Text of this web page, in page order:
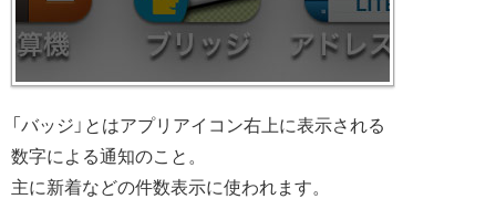
「バッジ」とはアプリアイコン右上に表示される
数字による通知のこと。
主に新着などの件数表示に使われます。